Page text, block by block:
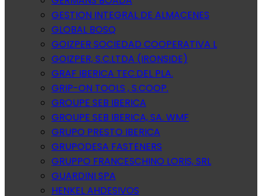
GESTION INTEGRAL DE ALMACENES
GLOBAL BOSQ
GOIZPER SOCIEDAD COOPERATIVA L
GOIZPER, S.C.LTDA (IRONSIDE)
GRAF IBERICA TEC.DEL PLA.
GRIP-ON TOOLS , S.COOP.
GROUPE SEB IBERICA
GROUPE SEB IBERICA, SA. WMF
GRUPO PRESTO IBERICA
GRUPODESA FASTENERS
GRUPPO FRANCESCHINO LORIS, SRL
GUARDINI SPA
HENKEL AHDESIVOS